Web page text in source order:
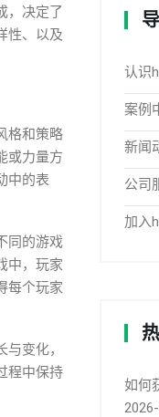
，决定了
性、以及
格和策略
或力量方
中的表
同的游戏
中，玩家
每个玩家
变化，
程中保持
认识
案例
新闻
公司
加入
如何